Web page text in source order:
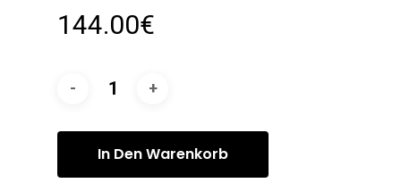
144.00€
In Den Warenkorb